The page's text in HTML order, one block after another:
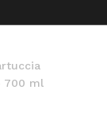
700 ml